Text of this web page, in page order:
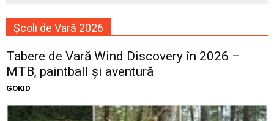
Școli de Vară 2026
Tabere de Vară Wind Discovery în 2026 –
MTB, paintball și aventură
GOKID